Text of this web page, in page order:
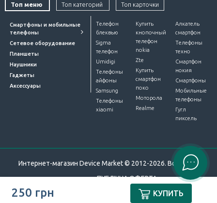
250 грн КУПИТЬ
Топ меню Топ категорий Топ карточки
Смартфоны и мобильные
телефоны
Сетевое оборудование
Планшеты
Наушники
Гаджеты
Аксессуары
Телефон
блеквью
Sigma
телефон
Umidigi
Телефоны
айфоны
Samsung
Телефоны
xiaomi
Купить
кнопочный
телефон
nokia
Zte
Купить
смартфон
поко
Моторола
Realme
Алкатель
смартфон
Телефоны
техно
Смартфон
нокия
Смартфоны
Мобильные
телефоны
Гугл
пиксель
Интернет-магазин Device Market © 2012-2026. Все права
защищены.ПУБЛІЧНА ОФЕРТА.
Разработали